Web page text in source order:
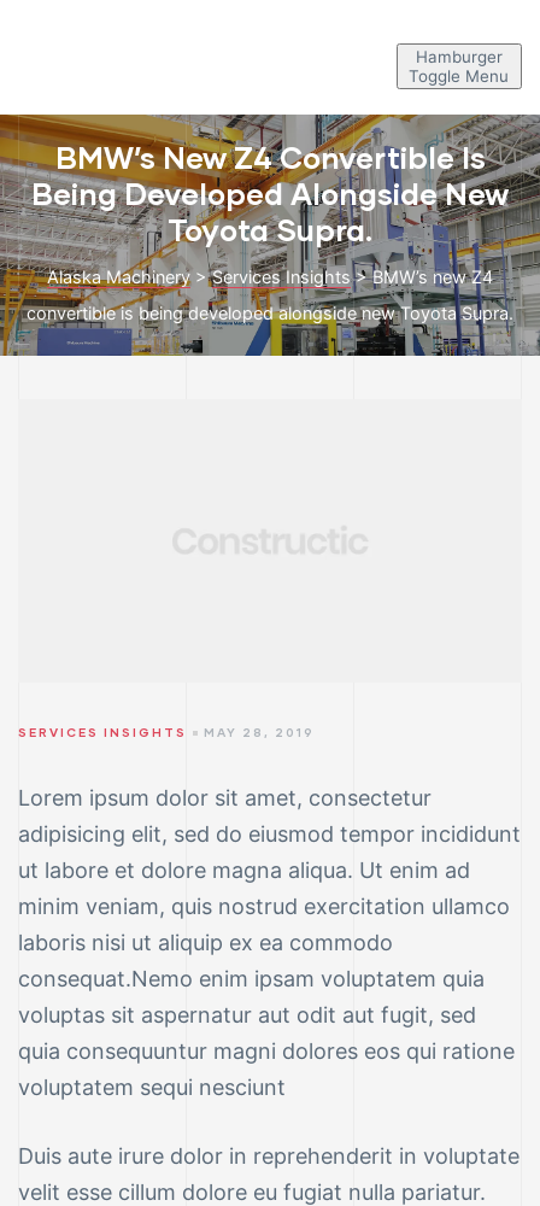
Hamburger
Toggle Menu
BMW’s New Z4 Convertible Is
Being Developed Alongside New
Toyota Supra.
Alaska Machinery>Services Insights>BMW’s new Z4
convertible is being developed alongside new Toyota Supra.
SERVICES INSIGHTS MAY 28, 2019
Lorem ipsum dolor sit amet, consectetur
adipisicing elit, sed do eiusmod tempor incididunt
ut labore et dolore magna aliqua. Ut enim ad
minim veniam, quis nostrud exercitation ullamco
laboris nisi ut aliquip ex ea commodo
consequat.Nemo enim ipsam voluptatem quia
voluptas sit aspernatur aut odit aut fugit, sed
quia consequuntur magni dolores eos qui ratione
voluptatem sequi nesciunt
Duis aute irure dolor in reprehenderit in voluptate
velit esse cillum dolore eu fugiat nulla pariatur.